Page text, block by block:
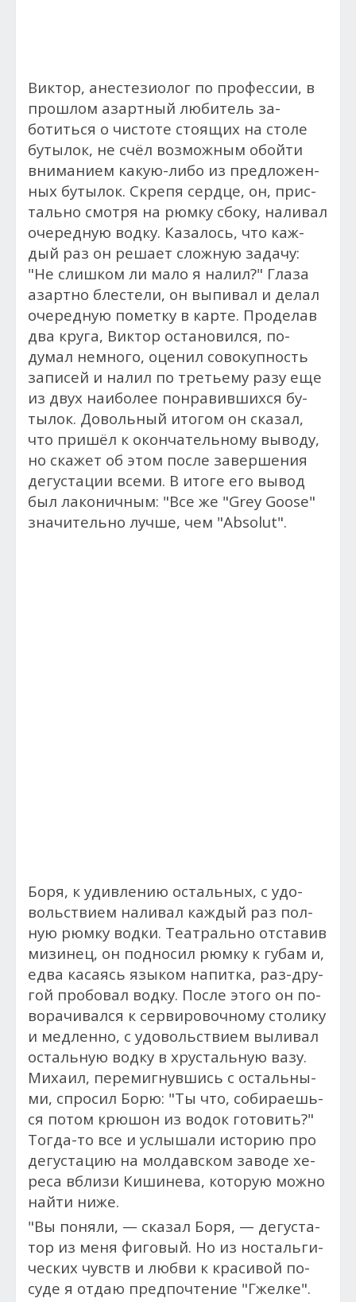
Вик­тор, анес­те­зи­олог по про­фес­сии, в
прош­лом азар­тный лю­битель за­
ботить­ся о чис­то­те сто­ящих на сто­ле
бу­тылок, не счёл воз­можным обой­ти
вни­мани­ем ка­кую-ли­бо из предложен­
ных бу­тылок. Скре­пя сер­дце, он, прис­
таль­но смот­ря на рюм­ку сбо­ку, на­ливал
очередную вод­ку. Ка­залось, что каж­
дый раз он ре­ша­ет слож­ную за­дачу:
"Не слиш­ком ли ма­ло я на­лил?" Гла­за
азар­тно блес­те­ли, он вы­пивал и де­лал
оче­ред­ную по­мет­ку в кар­те. Проделав
два кру­га, Вик­тор ос­та­новил­ся, по­
думал нем­но­го, оце­нил со­вокуп­ность
за­писей и на­лил по треть­ему ра­зу еще
из двух на­ибо­лее пон­ра­вив­шихся бу­
тылок. До­воль­ный итогом он ска­зал,
что при­шёл к окон­ча­тель­но­му вы­воду,
но ска­жет об этом пос­ле заверше­ния
де­гус­та­ции все­ми. В итоге его вы­вод
был ла­конич­ным: "Все же "Grey Goose"
значитель­но луч­ше, чем "Absolut".
Боря, к удив­ле­нию ос­таль­ных, с удо­
воль­стви­ем на­ливал каж­дый раз пол­
ную рюм­ку вод­ки. Те­ат­раль­но от­ста­вив
ми­зинец, он под­но­сил рюм­ку к гу­бам и,
ед­ва ка­са­ясь язы­ком напитка, раз-дру­
гой про­бовал вод­ку. Пос­ле это­го он по­
вора­чивал­ся к сер­ви­ровоч­но­му столику
и мед­ленно, с удо­воль­стви­ем вы­ливал
ос­таль­ную вод­ку в хрус­таль­ную ва­зу.
Миха­ил, пе­ремиг­нувшись с ос­таль­ны­
ми, спро­сил Борю: "Ты что, со­бира­ешь­
ся потом крюшон из во­док го­товить?"
Тог­да-то все и ус­лы­шали ис­то­рию про
де­гус­та­цию на молдав­ском за­воде хе­
реса вбли­зи Ки­шине­ва, ко­торую мож­но
най­ти ни­же.
"Вы по­няли, — ска­зал Боря, — де­гус­та­
тор из ме­ня фи­говый. Но из нос­таль­ги­
чес­ких чувств и люб­ви к кра­сивой по­
суде я от­даю пред­почте­ние "Гжел­ке".